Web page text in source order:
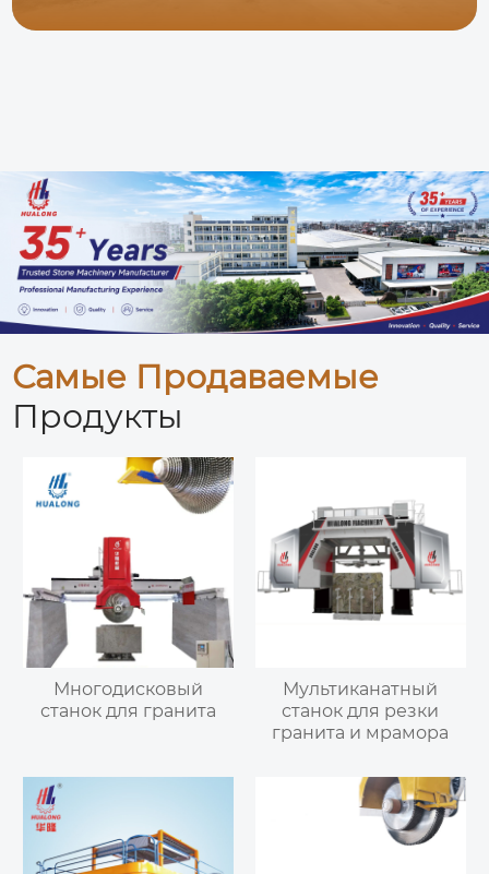
Самые Продаваемые
Продукты
Многодисковый
станок для гранита
Мультиканатный
станок для резки
гранита и мрамора